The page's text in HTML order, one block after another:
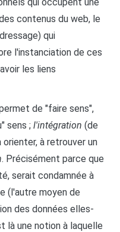
contenus du web, le
qui
l'instanciation de ces
les liens
de "faire sens",
sens ; l'intégration (de
à retrouver un
. Précisément parce que
serait condamnée à
(l'autre moyen de
des données elles-
là une notion à laquelle